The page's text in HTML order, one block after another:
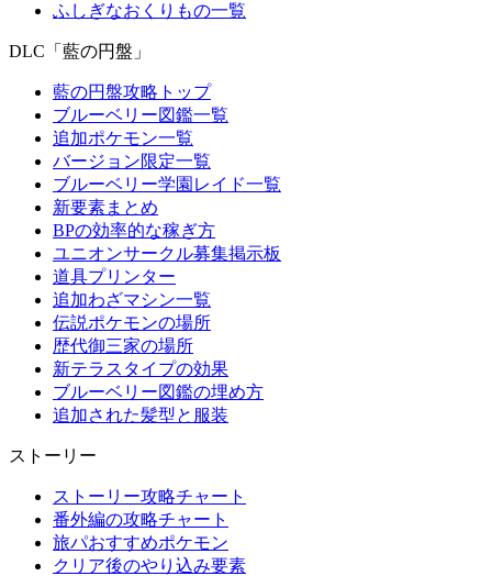
ふしぎなおくりもの一覧
DLC「藍の円盤」
藍の円盤攻略トップ
ブルーベリー図鑑一覧
追加ポケモン一覧
バージョン限定一覧
ブルーベリー学園レイド一覧
新要素まとめ
BPの効率的な稼ぎ方
ユニオンサークル募集掲示板
道具プリンター
追加わざマシン一覧
伝説ポケモンの場所
歴代御三家の場所
新テラスタイプの効果
ブルーベリー図鑑の埋め方
追加された髪型と服装
ストーリー
ストーリー攻略チャート
番外編の攻略チャート
旅パおすすめポケモン
クリア後のやり込み要素